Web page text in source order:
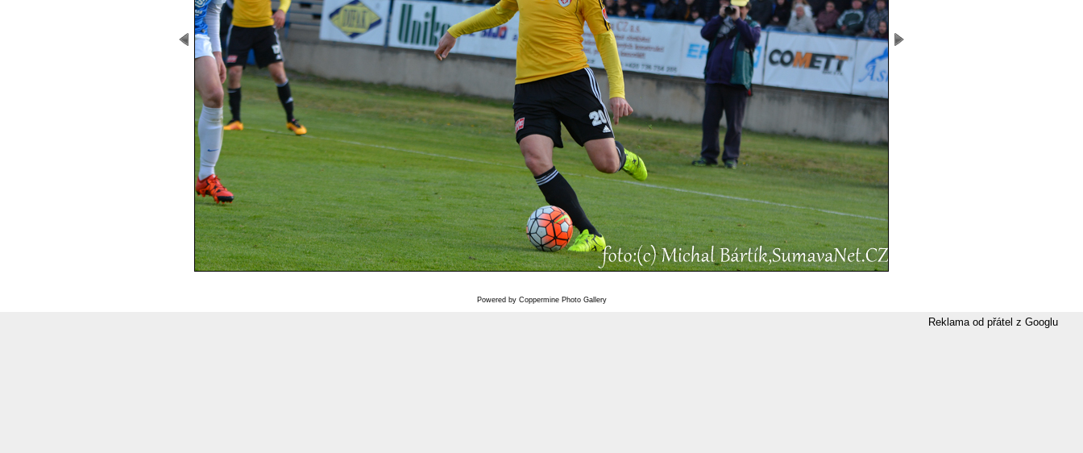
Powered by Coppermine Photo Gallery
Reklama od přátel z Googlu